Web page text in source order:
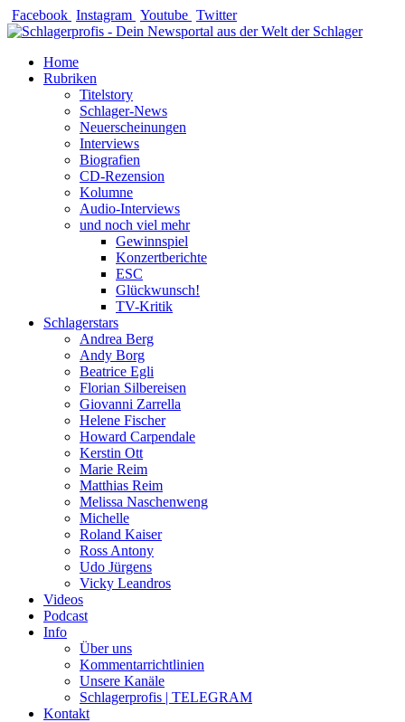
Zum
Inhalt
Facebook Instagram Youtube Twitter
Home
Rubriken
Titelstory
Schlager-News
Neuerscheinungen
Interviews
Biografien
CD-Rezension
Kolumne
Audio-Interviews
und noch viel mehr
Gewinnspiel
Konzertberichte
ESC
Glückwunsch!
TV-Kritik
Schlagerstars
Andrea Berg
Andy Borg
Beatrice Egli
Florian Silbereisen
Giovanni Zarrella
Helene Fischer
Howard Carpendale
Kerstin Ott
Marie Reim
Matthias Reim
Melissa Naschenweng
Michelle
Roland Kaiser
Ross Antony
Udo Jürgens
Vicky Leandros
Videos
Podcast
Info
Über uns
Kommentarrichtlinien
Unsere Kanäle
Schlagerprofis | TELEGRAM
Kontakt